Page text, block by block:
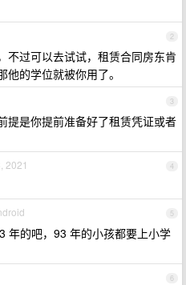
2
不过可以去试试，租赁合同房东肯
的学位就被你用了。
3
提是你提前准备好了租赁凭证或者
4
2021
5
年的吧，93 年的小孩都要上小学
6